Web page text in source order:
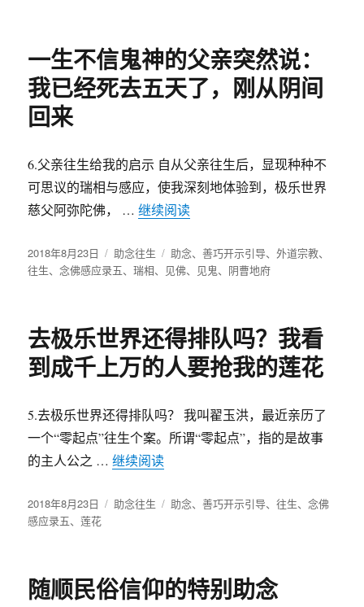
一生不信鬼神的父亲突然说：
我已经死去五天了，刚从阴间
回来
6.父亲往生给我的启示 自从父亲往生后，显现种种不
可思议的瑞相与感应，使我深刻地体验到，极乐世界
慈父阿弥陀佛， …继续阅读
发
布
2018年8月23日
分
类
助念往生
标
签
助念、善巧开示引导、外道宗教、
往生、念佛感应录五、瑞相、 见佛、 见鬼、 阴曹地府
去极乐世界还得排队吗？我看
到成千上万的人要抢我的莲花
5.去极乐世界还得排队吗？ 我叫翟玉洪，最近亲历了
一个“零起点”往生个案。所谓“零起点”，指的是故事
的主人公之 …继续阅读
发
布
2018年8月23日
分
助念往生
标
助念、善巧开示引导、往生、念佛
感应录五、莲花
随顺民俗信仰的特别助念